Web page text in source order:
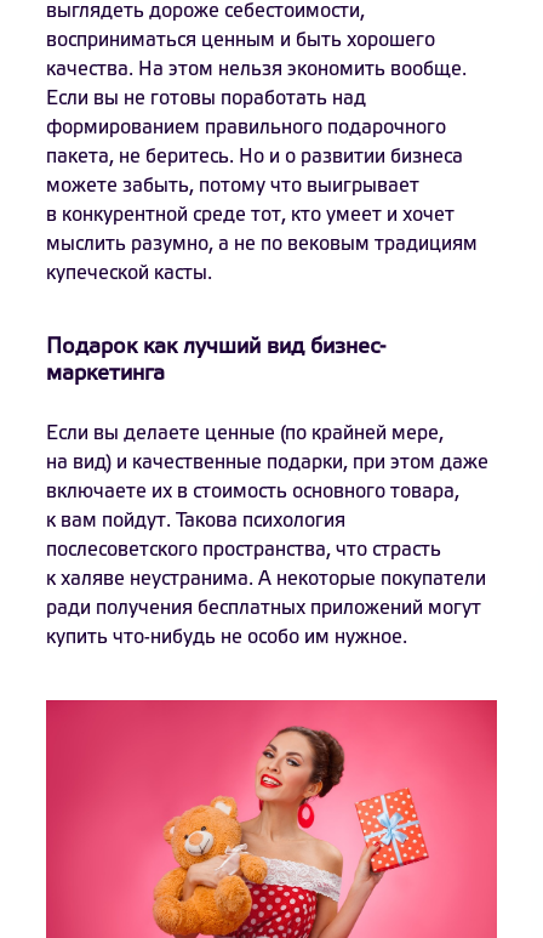
выглядеть дороже себестоимости,
восприниматься ценным и быть хорошего
качества. На этом нельзя экономить вообще.
Если вы не готовы поработать над
формированием правильного подарочного
пакета, не беритесь. Но и о развитии бизнеса
можете забыть, потому что выигрывает
в конкурентной среде тот, кто умеет и хочет
мыслить разумно, а не по вековым традициям
купеческой касты.
Подарок как лучший вид бизнес-
маркетинга
Если вы делаете ценные (по крайней мере,
на вид) и качественные подарки, при этом даже
включаете их в стоимость основного товара,
к вам пойдут. Такова психология
послесоветского пространства, что страсть
к халяве неустранима. А некоторые покупатели
ради получения бесплатных приложений могут
купить что-нибудь не особо им нужное.